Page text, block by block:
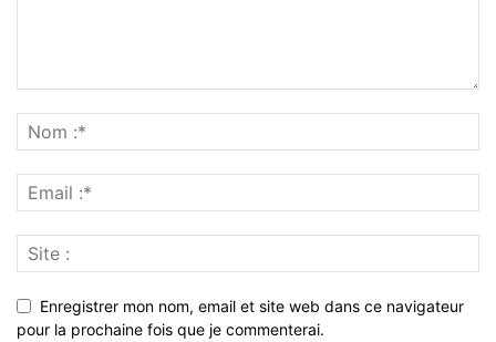
Enregistrer mon nom, email et site web dans ce navigateur
pour la prochaine fois que je commenterai.